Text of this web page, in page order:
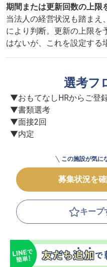
期間または更新回数の上限
当法人の経営状況も踏まえ
により判断。更新の上限を
はないが、これを設定する
選考フ
▼おもてなしHRからご登
▼書類選考
▼面接2回
▼内定
この施設が気に
募集状況を
キープ